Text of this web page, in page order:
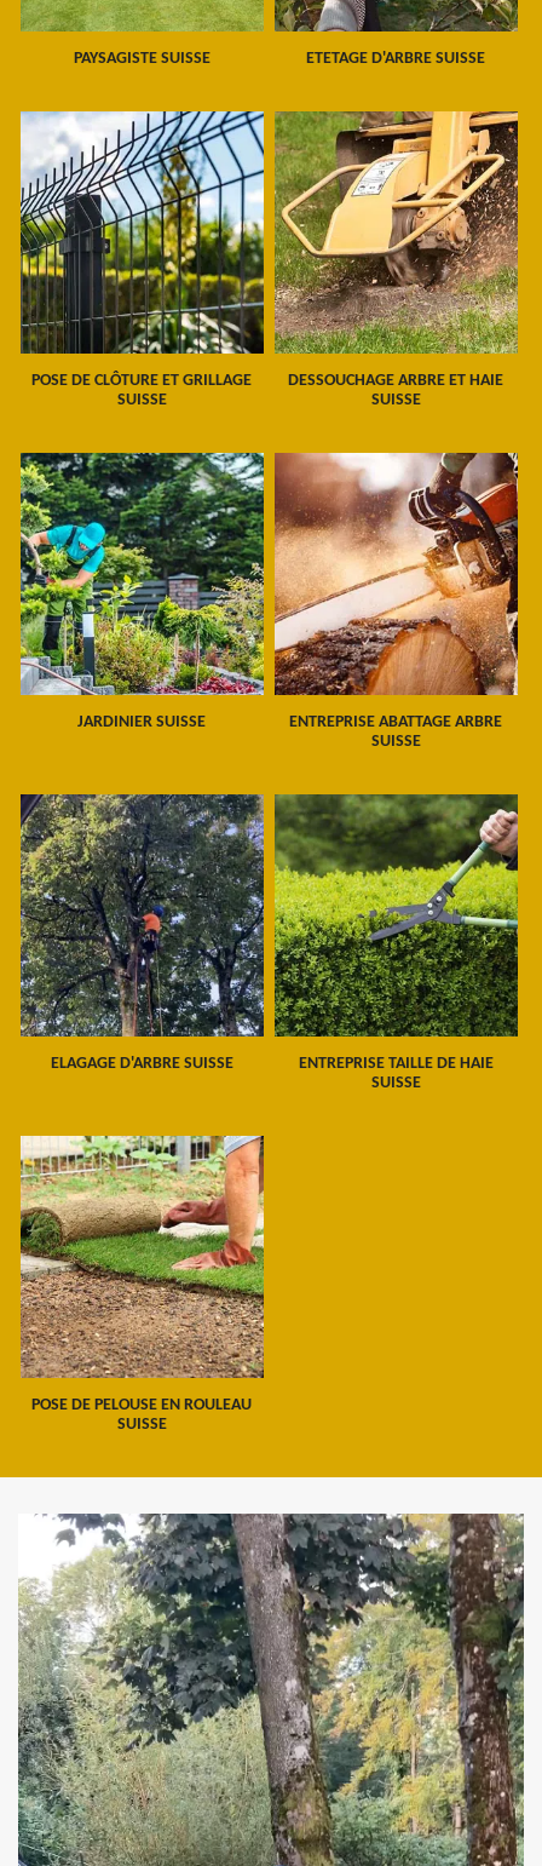
PAYSAGISTE SUISSE ETETAGE D'ARBRE SUISSE
POSE DE CLÔTURE ET GRILLAGE
SUISSE
DESSOUCHAGE ARBRE ET HAIE
SUISSE
JARDINIER SUISSE
ENTREPRISE ABATTAGE ARBRE
SUISSE
ELAGAGE D'ARBRE SUISSE
ENTREPRISE TAILLE DE HAIE
SUISSE
POSE DE PELOUSE EN ROULEAU
SUISSE